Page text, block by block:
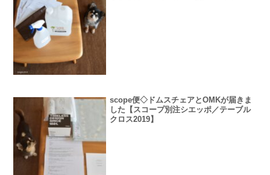
scope便◇ドムスチェアとOMKが届きま
した【スコープ別注シエッポ／テーブル
クロス2019】